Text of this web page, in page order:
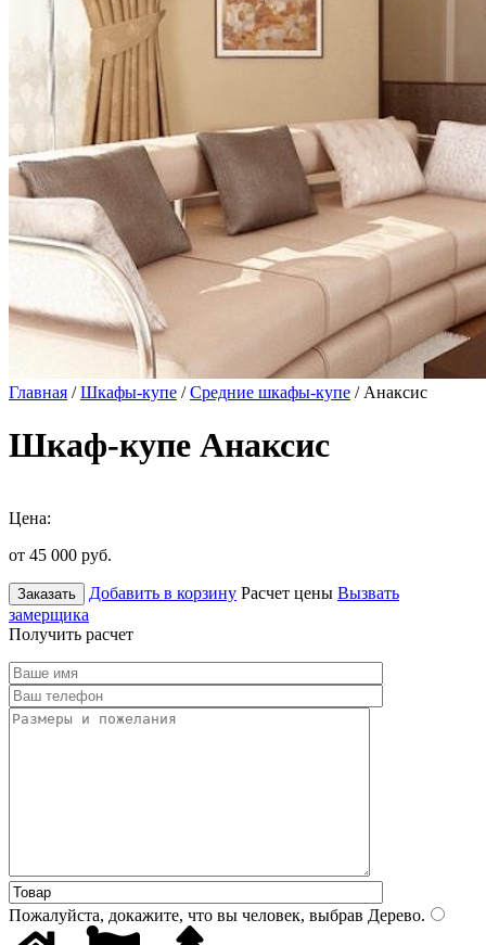
Главная /Шкафы-купе /Средние шкафы-купе / Анаксис
Шкаф-купе Анаксис
Цена:
от 45 000 руб.
Заказать Добавить в корзину Расчет цены Вызвать
замерщика
Получить расчет
Пожалуйста, докажите, что вы человек, выбрав Дерево.